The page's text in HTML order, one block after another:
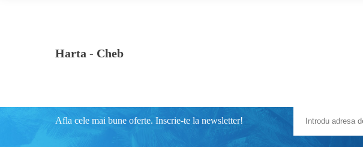
Harta - Cheb
Afla cele mai bune oferte. Inscrie-te la newsletter!